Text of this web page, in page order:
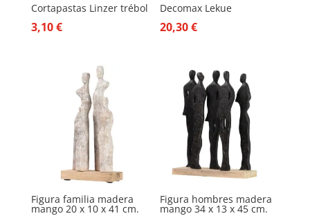
Cortapastas Linzer trébol
3,10€
Decomax Lekue
20,30€
Figura familia madera
mango 20 x 10 x 41 cm.
Figura hombres madera
mango 34 x 13 x 45 cm.